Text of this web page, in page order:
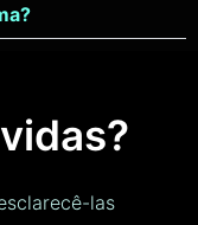
las